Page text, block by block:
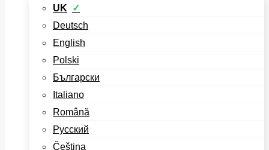
UK
Deutsch
English
Polski
Български
Italiano
Română
Русский
Čeština